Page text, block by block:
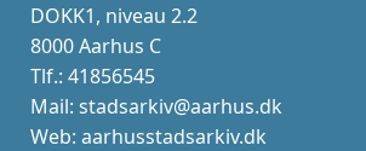
DOKK1, niveau 2.2
8000 Aarhus C
Tlf.: 41856545
Mail: stadsarkiv@aarhus.dk
Web: aarhusstadsarkiv.dk